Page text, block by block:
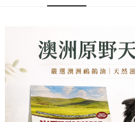
每筆NT$80，滿NT$1,000(含以上)免運費
宅配(滿額免運)
每筆NT$160，滿NT$5,000(含以上)免運費
付款後門市自取